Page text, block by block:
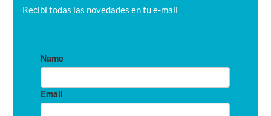
Recibí todas las novedades en tu e-mail